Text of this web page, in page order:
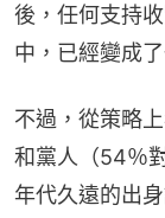
後，任何支持
中，已經變成
不過，從策略
和黨人（54％
年代久遠的出